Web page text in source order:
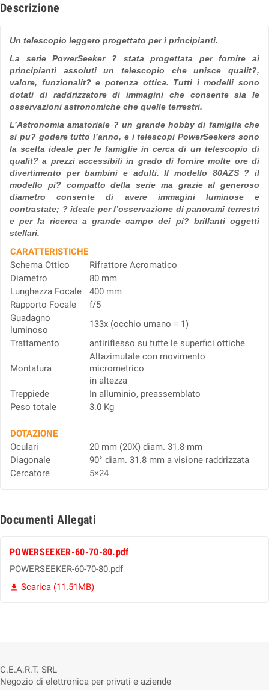
Descrizione
Un telescopio leggero progettato per i principianti.
La serie PowerSeeker ? stata progettata per fornire ai
principianti assoluti un telescopio che unisce qualit?,
valore, funzionalit? e potenza ottica. Tutti i modelli sono
dotati di raddrizzatore di immagini che consente sia le
osservazioni astronomiche che quelle terrestri.
L’Astronomia amatoriale ? un grande hobby di famiglia che
si pu? godere tutto l’anno, e i telescopi PowerSeekers sono
la scelta ideale per le famiglie in cerca di un telescopio di
qualit? a prezzi accessibili in grado di fornire molte ore di
divertimento per bambini e adulti. Il modello 80AZS ? il
modello pi? compatto della serie ma grazie al generoso
diametro consente di avere immagini luminose e
contrastate; ? ideale per l’osservazione di panorami terrestri
e per la ricerca a grande campo dei pi? brillanti oggetti
stellari.
CARATTERISTICHE
Schema Ottico
Rifrattore Acromatico
Diametro
80 mm
Lunghezza Focale
400 mm
Rapporto Focale
f/5
Guadagno
luminoso
133x (occhio umano = 1)
Trattamento
antiriflesso su tutte le superfici ottiche
Montatura
Altazimutale con movimento
micrometrico
in altezza
Treppiede
In alluminio, preassemblato
Peso totale
3.0 Kg
DOTAZIONE
Oculari
20 mm (20X) diam. 31.8 mm
Diagonale
90° diam. 31.8 mm a visione raddrizzata
Cercatore
5×24
Documenti Allegati
POWERSEEKER-60-70-80.pdf
POWERSEEKER-60-70-80.pdf
 Scarica (11.51MB)
C.E.A.R.T. SRL
Negozio di elettronica per privati e aziende